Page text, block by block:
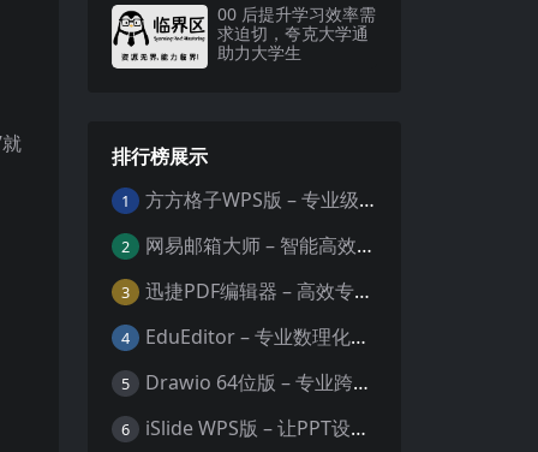
00 后提升学习效率需
求迫切，夸克大学通
助力大学生
排行榜展示
1 方方格子WPS版 – 专业级Excel/WPS表格效率增强插件
2 网易邮箱大师 – 智能高效的全平台邮箱管理专家
3 迅捷PDF编辑器 – 高效专业的PDF编辑与格式处理工具
4 EduEditor – 专业数理化公式与科学文档编辑器
5 Drawio 64位版 – 专业跨平台图表设计与协作工具
6 iSlide WPS版 – 让PPT设计效率提升10倍的专业插件